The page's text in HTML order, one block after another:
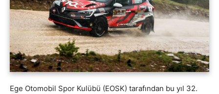
Ege Otomobil Spor Kulübü (EOSK) tarafından bu yıl 32.